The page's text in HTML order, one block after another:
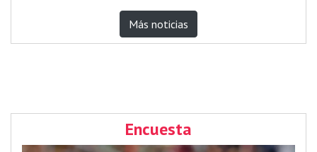
Más noticias
Encuesta